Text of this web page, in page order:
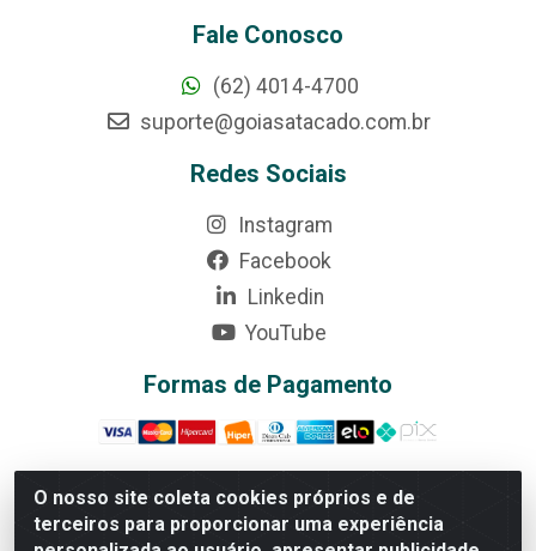
O nosso site coleta cookies próprios e de
terceiros para proporcionar uma experiência
Fale Conosco
(62) 4014-4700
suporte@goiasatacado.com.br
Redes Sociais
Instagram
Facebook
Linkedin
YouTube
Formas de Pagamento
Rede Brasil - Avenida Universitária, nº 3860, Jardim das